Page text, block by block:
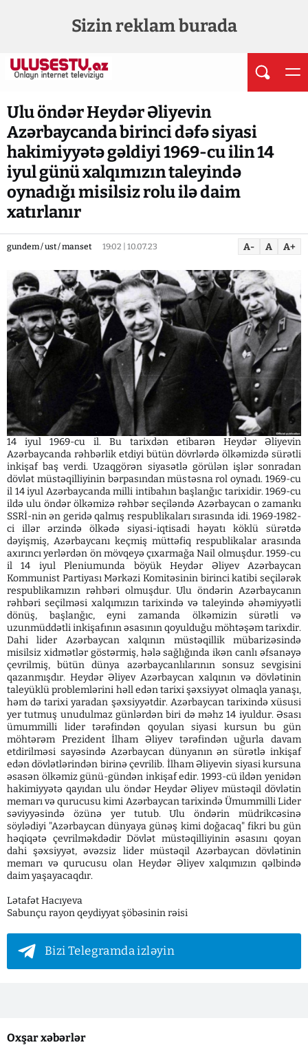
Sizin reklam burada
Ulu öndər Heydər Əliyevin
Azərbaycanda birinci dəfə siyasi
hakimiyyətə gəldiyi 1969-cu ilin 14
iyul günü xalqımızın taleyində
oynadığı misilsiz rolu ilə daim
xatırlanır
gundem / ust / manset 19:02 | 10.07.23 A- A A+
14 iyul 1969-cu il. Bu tarixdən etibarən Heydər Əliyevin
Azərbaycanda rəhbərlik etdiyi bütün dövrlərdə ölkəmizdə sürətli
inkişaf baş verdi. Uzaqgörən siyasətlə görülən işlər sonradan
dövlət müstəqilliyinin bərpasından müstəsna rol oynadı. 1969-cu
il 14 iyul Azərbaycanda milli intibahın başlanğıc tarixidir. 1969-cu
ildə ulu öndər ölkəmizə rəhbər seçiləndə Azərbaycan o zamankı
SSRİ-nin ən geridə qalmış respublikaları sırasında idi. 1969-1982-
ci illər ərzində ölkədə siyasi-iqtisadi həyatı köklü sürətdə
dəyişmiş, Azərbaycanı keçmiş müttəfiq respublikalar arasında
axırıncı yerlərdən ön mövqeyə çıxarmağa Nail olmuşdur. 1959-cu
il 14 iyul Pleniumunda böyük Heydər Əliyev Azərbaycan
Kommunist Partiyası Mərkəzi Komitəsinin birinci katibi seçilərək
respublikamızın rəhbəri olmuşdur. Ulu öndərin Azərbaycanın
rəhbəri seçilməsi xalqımızın tarixində və taleyində əhəmiyyətli
dönüş, başlanğıc, eyni zamanda ölkəmizin sürətli və
uzunmüddətli inkişafının əsasının qoyulduğu möhtəşəm tarixdir.
Dahi lider Azərbaycan xalqının müstəqillik mübarizəsində
misilsiz xidmətlər göstərmiş, hələ sağlığında ikən canlı əfsanəyə
çevrilmiş, bütün dünya azərbaycanlılarının sonsuz sevgisini
qazanmışdır. Heydər Əliyev Azərbaycan xalqının və dövlətinin
taleyüklü problemlərini həll edən tarixi şəxsiyyət olmaqla yanaşı,
həm də tarixi yaradan şəxsiyyətdir. Azərbaycan tarixində xüsusi
yer tutmuş unudulmaz günlərdən biri də məhz 14 iyuldur. Əsası
ümummilli lider tərəfindən qoyulan siyasi kursun bu gün
möhtərəm Prezident İlham Əliyev tərəfindən uğurla davam
etdirilməsi sayəsində Azərbaycan dünyanın ən sürətlə inkişaf
edən dövlətlərindən birinə çevrilib. İlham Əliyevin siyasi kursuna
əsasən ölkəmiz günü-gündən inkişaf edir. 1993-cü ildən yenidən
hakimiyyətə qayıdan ulu öndər Heydər Əliyev müstəqil dövlətin
memarı və qurucusu kimi Azərbaycan tarixində Ümummilli Lider
səviyyəsində özünə yer tutub. Ulu öndərin müdrikcəsinə
söylədiyi "Azərbaycan dünyaya günəş kimi doğacaq" fikri bu gün
həqiqətə çevrilməkdədir Dövlət müstəqilliyinin əsasını qoyan
dahi şəxsiyyət, əvəzsiz lider müstəqil Azərbaycan dövlətinin
memarı və qurucusu olan Heydər Əliyev xalqımızın qəlbində
daim yaşayacaqdır.
Lətafət Hacıyeva
Sabunçu rayon qeydiyyat şöbəsinin rəisi
Bizi Telegramda izləyin
Oxşar xəbərlər